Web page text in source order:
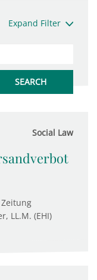
Expand Filter
Social Law
LL.M. (EHI)